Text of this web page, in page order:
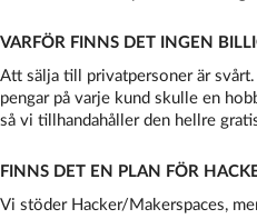
VARFÖR FINNS DET INGEN
Att sälja till privatpersoner är
pengar på varje kund skulle en
så vi tillhandahåller den hellre
FINNS DET EN PLAN FÖR
Vi stöder Hacker/Makerspaces,